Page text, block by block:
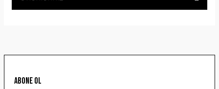
Ürün resmi kalitesiz, bozuk veya görüntülenemiyor.
ABONE OL